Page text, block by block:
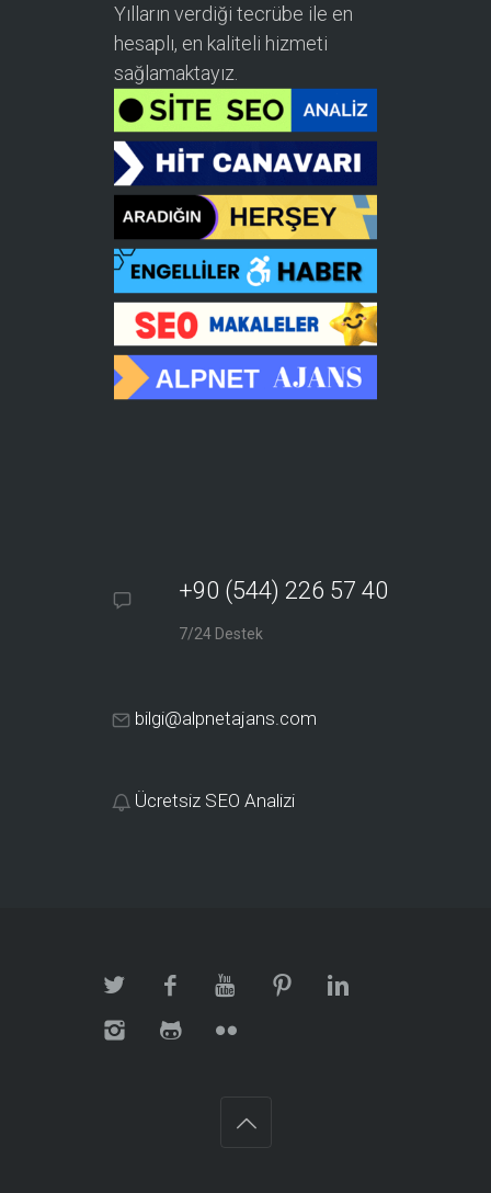
Yılların verdiği tecrübe ile en
hesaplı, en kaliteli hizmeti
sağlamaktayız.
+90 (544) 226 57 40
7/24 Destek
bilgi@alpnetajans.com
Ücretsiz SEO Analizi